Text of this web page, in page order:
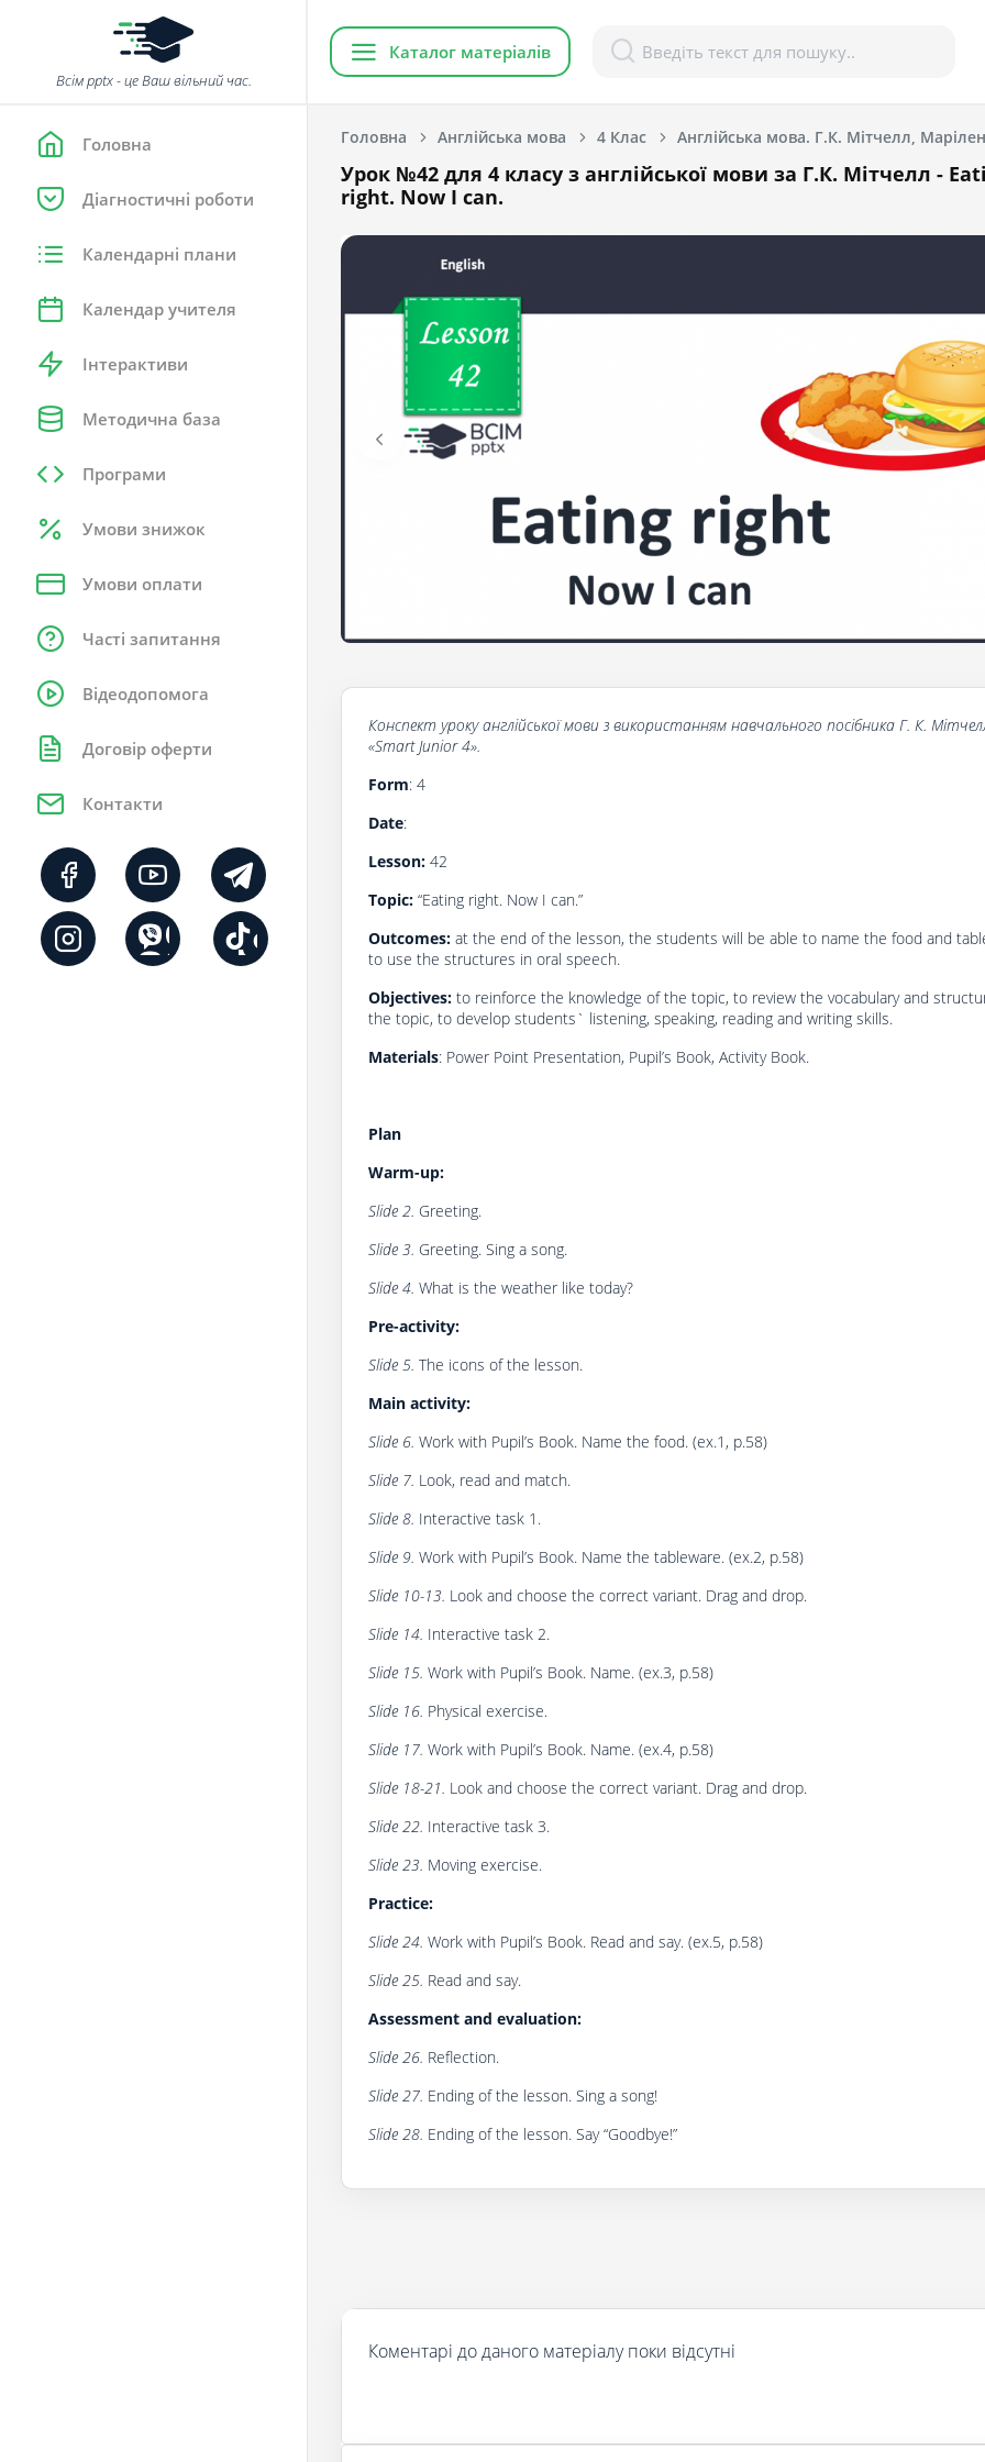
Всім pptx - це Ваш вільний час.
Головна
Діагностичні роботи
Календарні плани
Календар учителя
Інтерактиви
Методична база
Програми
Умови знижок
Умови оплати
Часті запитання
Відеодопомога
Договір оферти
Контакти
Каталог матеріалів
Головна Англійська мова 4 Клас Англійська мова. Г.К. Мітчелл,
Урок №42 для 4 класу з англійської мови за Г.К. Мітчелл -
right. Now I can.
Конспект уроку aнглійської мови з використанням навчального посібника Г. К.
«Smart Junior 4».
Form: 4
Date:
Lesson: 42
Topic: “Eating right. Now I can.”
Outcomes: at the end of the lesson, the students will be able to name the food and
to use the structures in oral speech.
Objectives: to reinforce the knowledge of the topic, to review the vocabulary and
the topic, to develop students` listening, speaking, reading and writing skills.
Materials: Power Point Presentation, Pupil’s Book, Activity Book.
Plan
Warm-up:
Slide 2. Greeting.
Slide 3. Greeting. Sing a song.
Slide 4. What is the weather like today?
Pre-activity:
Slide 5. The icons of the lesson.
Main activity:
Slide 6. Work with Pupil’s Book. Name the food. (ex.1, p.58)
Slide 7. Look, read and match.
Slide 8. Interactive task 1.
Slide 9. Work with Pupil’s Book. Name the tableware. (ex.2, p.58)
Slide 10-13. Look and choose the correct variant. Drag and drop.
Slide 14. Interactive task 2.
Slide 15. Work with Pupil’s Book. Name. (ex.3, p.58)
Slide 16. Physical exercise.
Slide 17. Work with Pupil’s Book. Name. (ex.4, p.58)
Slide 18-21. Look and choose the correct variant. Drag and drop.
Slide 22. Interactive task 3.
Slide 23. Moving exercise.
Practice:
Slide 24. Work with Pupil’s Book. Read and say. (ex.5, p.58)
Slide 25. Read and say.
Assessment and evaluation:
Slide 26. Reflection.
Slide 27. Ending of the lesson. Sing a song!
Slide 28. Ending of the lesson. Say “Goodbye!”
Коментарі до даного матеріалу поки відсутні